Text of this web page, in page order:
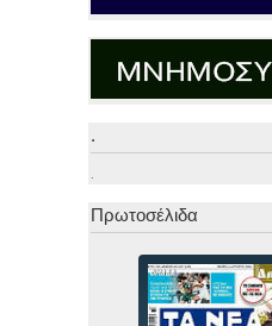
.
.
Πρωτοσέλιδα